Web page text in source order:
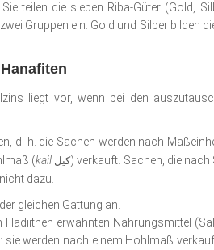
teilen die sieben Riba-Güter (Gold,
Gruppen ein: Gold und Silber bilden
liegt vor, wenn bei den
d. h. die Sachen werden nach
(kail كيل) verkauft. Sachen, die
dazu.
gleichen Gattung an.
Hadiithen erwähnten Nahrungsmittel
sie werden nach einem Hohlmaß